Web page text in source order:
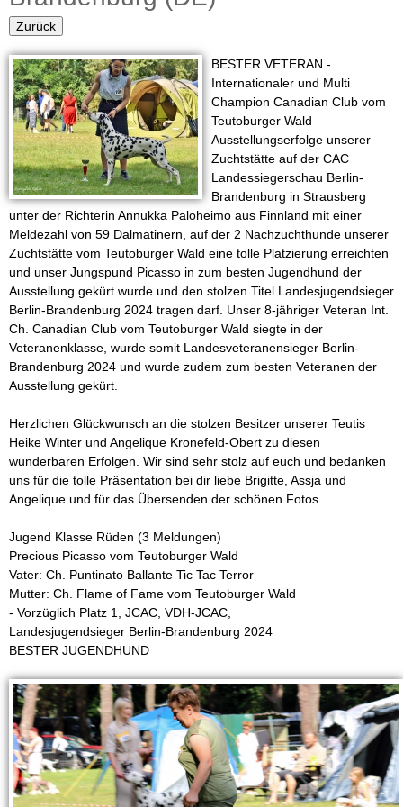
i
n
e
r
Z
u
c
h
t
v
o
m
T
e
u
t
o
b
u
r
g
u
l
a
r
Zurück
BESTER VETERAN -
Internationaler und Multi
Champion Canadian Club vom
Teutoburger Wald –
Ausstellungserfolge unserer
Zuchtstätte auf der CAC
Landessiegerschau Berlin-
Brandenburg in Strausberg
unter der Richterin Annukka Paloheimo aus Finnland mit einer
Meldezahl von 59 Dalmatinern, auf der 2 Nachzuchthunde unserer
Zuchtstätte vom Teutoburger Wald eine tolle Platzierung erreichten
und unser Jungspund Picasso in zum besten Jugendhund der
Ausstellung gekürt wurde und den stolzen Titel Landesjugendsieger
Berlin-Brandenburg 2024 tragen darf. Unser 8-jähriger Veteran Int.
Ch. Canadian Club vom Teutoburger Wald siegte in der
Veteranenklasse, wurde somit Landesveteranensieger Berlin-
Brandenburg 2024 und wurde zudem zum besten Veteranen der
Ausstellung gekürt.
Herzlichen Glückwunsch an die stolzen Besitzer unserer Teutis
Heike Winter und Angelique Kronefeld-Obert zu diesen
wunderbaren Erfolgen. Wir sind sehr stolz auf euch und bedanken
uns für die tolle Präsentation bei dir liebe Brigitte, Assja und
Angelique und für das Übersenden der schönen Fotos.
Jugend Klasse Rüden (3 Meldungen)
Precious Picasso vom Teutoburger Wald
Vater: Ch. Puntinato Ballante Tic Tac Terror
Mutter: Ch. Flame of Fame vom Teutoburger Wald
- Vorzüglich Platz 1, JCAC, VDH-JCAC,
Landesjugendsieger Berlin-Brandenburg 2024
BESTER JUGENDHUND